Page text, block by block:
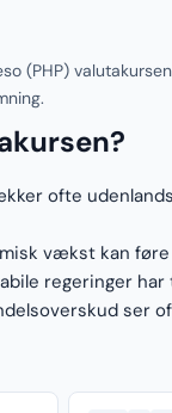
(PHP)
ofte
vækst kan
regeringer
ser